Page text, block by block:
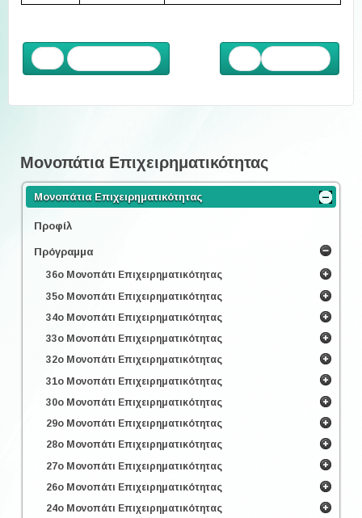
Μονοπάτια Επιχειρηματικότητας
Μονοπάτια Επιχειρηματικότητας
Προφίλ
Πρόγραμμα
36ο Μονοπάτι Επιχειρηματικότητας
35ο Μονοπάτι Επιχειρηματικότητας
34ο Μονοπάτι Επιχειρηματικότητας
33ο Μονοπάτι Επιχειρηματικότητας
32ο Μονοπάτι Επιχειρηματικότητας
31ο Μονοπάτι Επιχειρηματικότητας
30ο Μονοπάτι Επιχειρηματικότητας
29ο Μονοπάτι Επιχειρηματικότητας
28ο Μονοπάτι Επιχειρηματικότητας
27ο Μονοπάτι Επιχειρηματικότητας
26ο Μονοπάτι Επιχειρηματικότητας
24ο Μονοπάτι Επιχειρηματικότητας